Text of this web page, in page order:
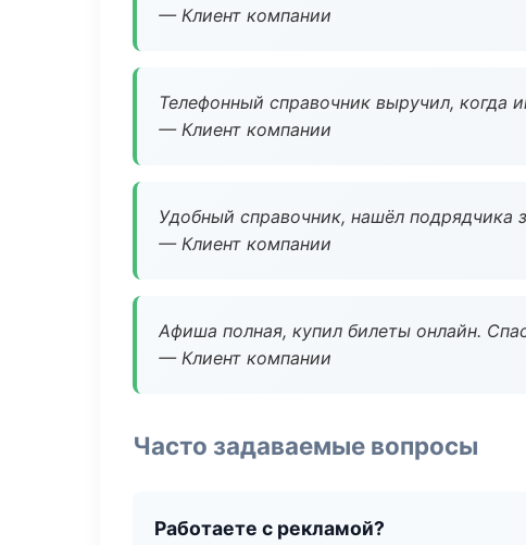
— Клиент компании
Телефонный справочник выручил, когда
— Клиент компании
Удобный справочник, нашёл подрядчика
— Клиент компании
Афиша полная, купил билеты онлайн.
— Клиент компании
Часто задаваемые вопросы
Работаете с рекламой?